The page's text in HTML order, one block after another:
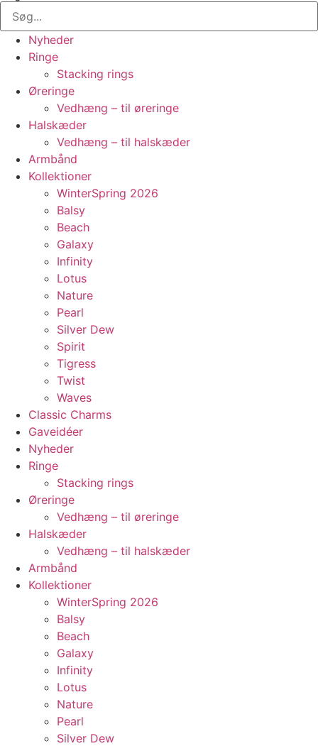
Nyheder
Ringe
Stacking rings
Øreringe
Vedhæng – til øreringe
Halskæder
Vedhæng – til halskæder
Armbånd
Kollektioner
WinterSpring 2026
Balsy
Beach
Galaxy
Infinity
Lotus
Nature
Pearl
Silver Dew
Spirit
Tigress
Twist
Waves
Classic Charms
Gaveidéer
Nyheder
Ringe
Stacking rings
Øreringe
Vedhæng – til øreringe
Halskæder
Vedhæng – til halskæder
Armbånd
Kollektioner
WinterSpring 2026
Balsy
Beach
Galaxy
Infinity
Lotus
Nature
Pearl
Silver Dew